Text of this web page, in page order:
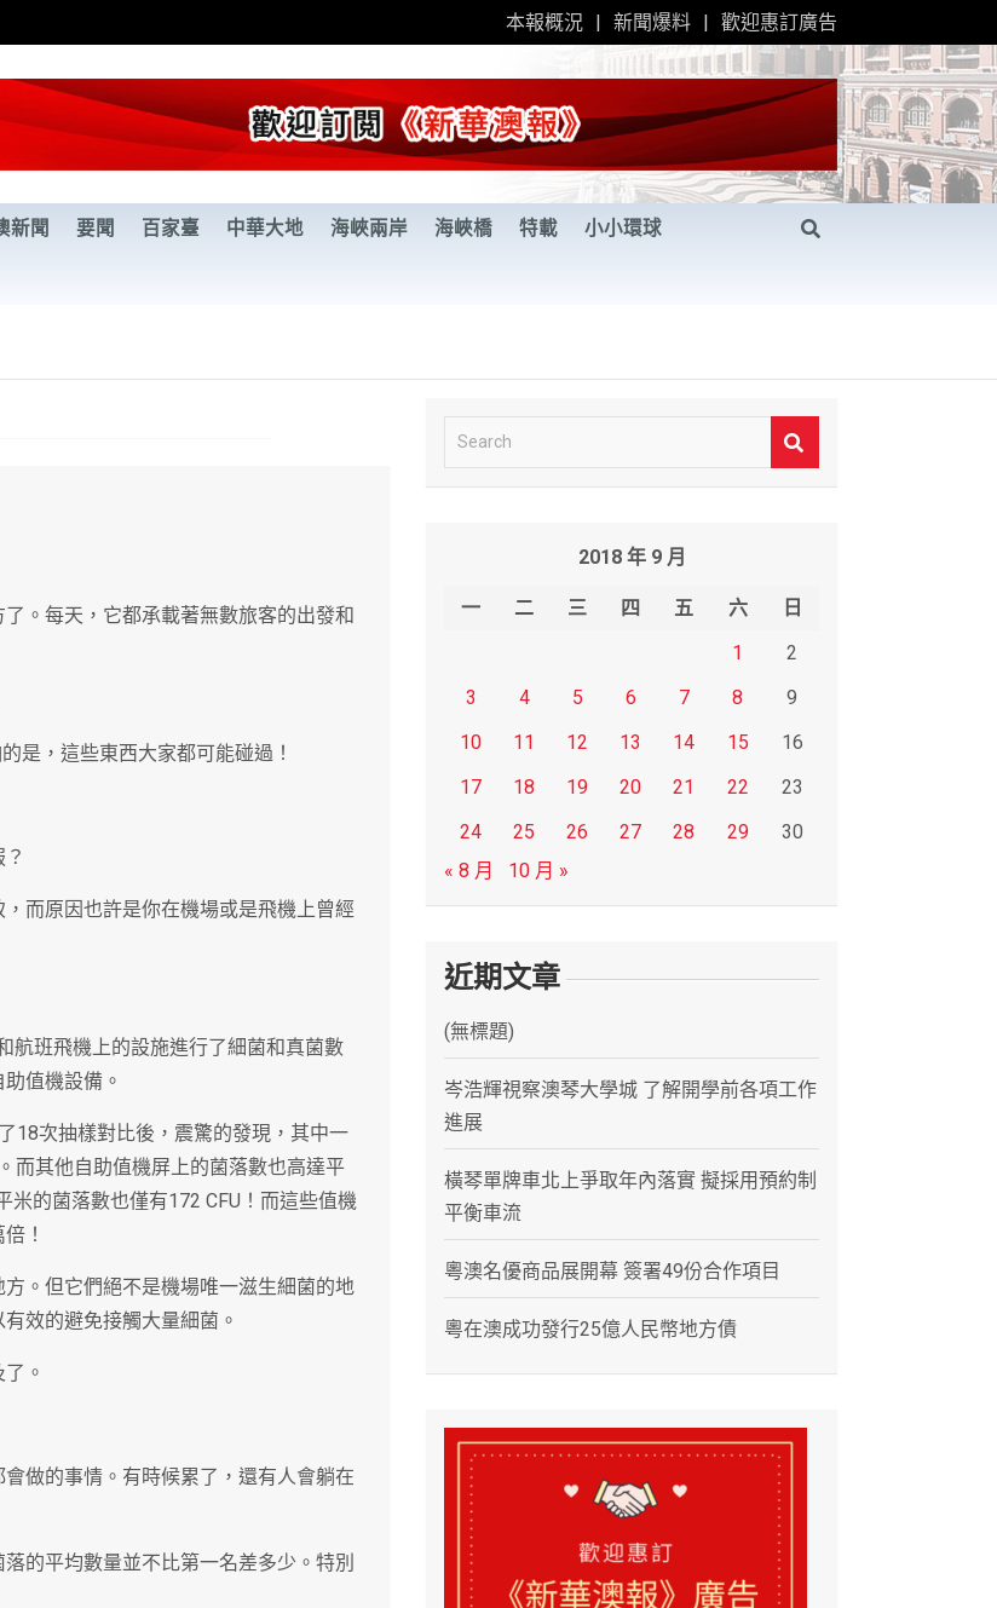
本報概況 新聞爆料 歡迎惠訂廣告
新聞 要聞 百家臺 中華大地 海峽兩岸 海峽橋 特載 小小環球
。每天，它都承載著無數旅客的出發和
是，這些東西大家都可能碰過！
而原因也許是你在機場或是飛機上曾經
航班飛機上的設施進行了細菌和真菌數
值機設備。
18次抽樣對比後，震驚的發現，其中一
而其他自助值機屏上的菌落數也高達平
米的菌落數也僅有172 CFU！而這些值機
！
。但它們絕不是機場唯一滋生細菌的地
效的避免接觸大量細菌。
。
做的事情。有時候累了，還有人會躺在
的平均數量並不比第一名差多少。特別
e
2018 年 9 月
一 二 三 四 五 六
日
1
2
3
4 5 6 7 8
9
10
11 12 13 14 15
16
17
18 19 20 21 22
23
24
25 26 27 28 29
30
« 8 月
10 月 »
近期文章
(無標題)
岑浩輝視察澳琴大學城 了解開學前各項工作
進展
橫琴單牌車北上爭取年內落實 擬採用預約制
平衡車流
粵澳名優商品展開幕 簽署49份合作項目
粵在澳成功發行25億人民幣地方債